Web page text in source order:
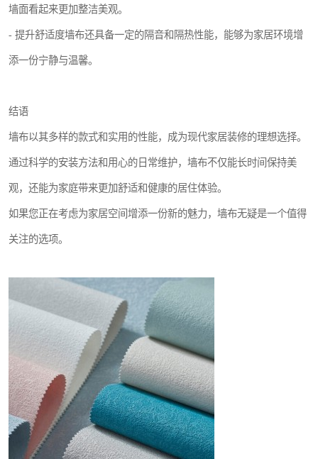
墙面看起来更加整洁美观。
- 提升舒适度墙布还具备一定的隔音和隔热性能，能够为家居环境增
添一份宁静与温馨。
结语
墙布以其多样的款式和实用的性能，成为现代家居装修的理想选择。
通过科学的安装方法和用心的日常维护，墙布不仅能长时间保持美
观，还能为家庭带来更加舒适和健康的居住体验。
如果您正在考虑为家居空间增添一份新的魅力，墙布无疑是一个值得
关注的选项。